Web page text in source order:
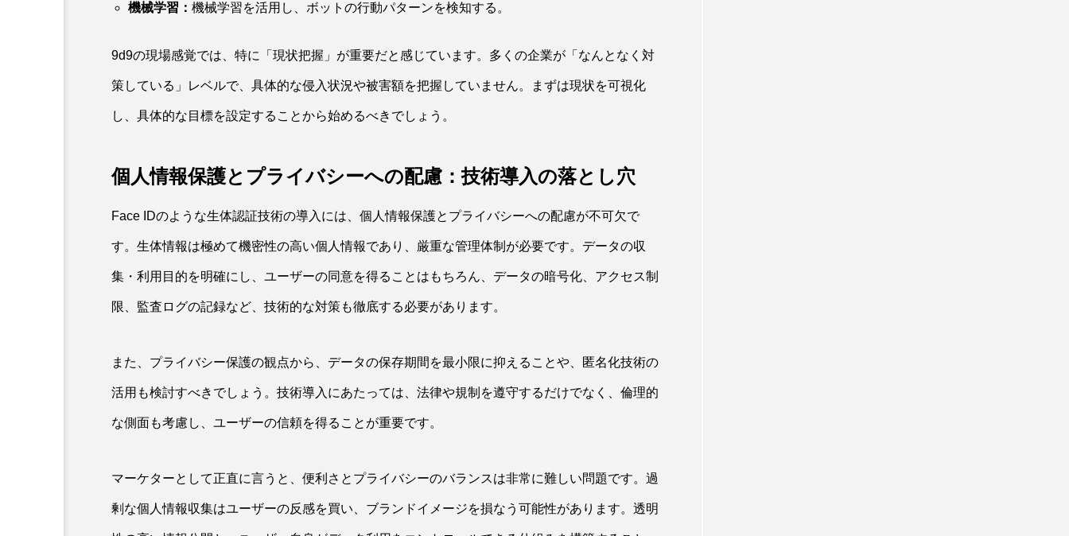
機械学習： 機械学習を活用し、ボットの行動パターンを検知する。
9d9の現場感覚では、特に「現状把握」が重要だと感じています。多くの企業が「なんとなく対
策している」レベルで、具体的な侵入状況や被害額を把握していません。まずは現状を可視化
し、具体的な目標を設定することから始めるべきでしょう。
個人情報保護とプライバシーへの配慮：技術導入の落とし穴
Face IDのような生体認証技術の導入には、個人情報保護とプライバシーへの配慮が不可欠で
す。生体情報は極めて機密性の高い個人情報であり、厳重な管理体制が必要です。データの収
集・利用目的を明確にし、ユーザーの同意を得ることはもちろん、データの暗号化、アクセス制
限、監査ログの記録など、技術的な対策も徹底する必要があります。
また、プライバシー保護の観点から、データの保存期間を最小限に抑えることや、匿名化技術の
活用も検討すべきでしょう。技術導入にあたっては、法律や規制を遵守するだけでなく、倫理的
な側面も考慮し、ユーザーの信頼を得ることが重要です。
マーケターとして正直に言うと、便利さとプライバシーのバランスは非常に難しい問題です。過
剰な個人情報収集はユーザーの反感を買い、ブランドイメージを損なう可能性があります。透明